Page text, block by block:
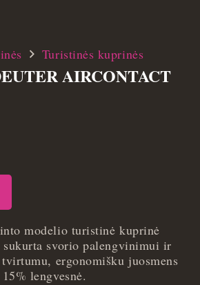
Turistinės kuprinės
AIRCONTACT
modelio turistinė kuprinė
svorio palengvinimui ir
ergonomišku juosmens
lengvesnė.